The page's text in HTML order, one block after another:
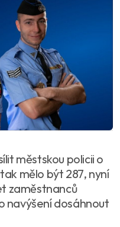
městskou policii o
mělo být 287, nyní
zaměstnanců
navýšení dosáhnout